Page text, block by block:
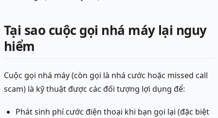
Tại sao cuộc gọi nhá máy lại nguy
hiểm
Cuộc gọi nhá máy (còn gọi là nhá cước hoặc missed call
scam) là kỹ thuật được các đối tượng lợi dụng để:
Phát sinh phí cước điện thoại khi bạn gọi lại (đặc biệt